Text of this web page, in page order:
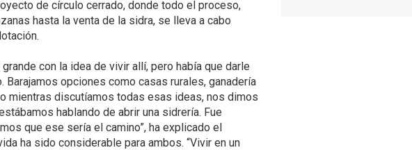
de círculo cerrado, donde todo el proceso,
hasta la venta de la sidra, se lleva a cabo
con la idea de vivir allí, pero había que darle
Barajamos opciones como casas rurales, ganadería
mientras discutíamos todas esas ideas, nos dimos
hablando de abrir una sidrería. Fue
que ese sería el camino”, ha explicado el
ha sido considerable para ambos. “Vivir en un